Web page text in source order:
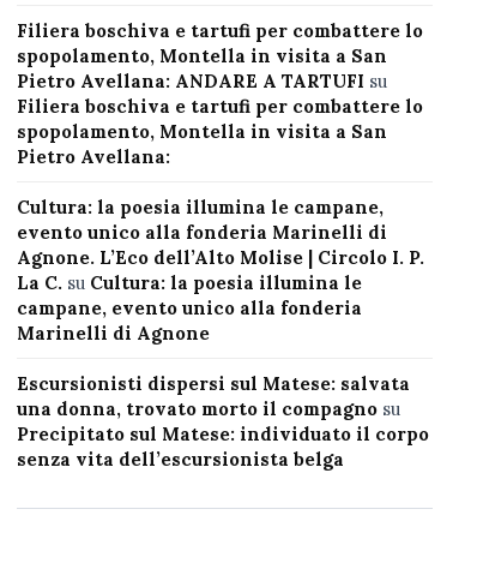
Filiera boschiva e tartufi per combattere lo
spopolamento, Montella in visita a San
Pietro Avellana: ANDARE A TARTUFI su
Filiera boschiva e tartufi per combattere lo
spopolamento, Montella in visita a San
Pietro Avellana:
Cultura: la poesia illumina le campane,
evento unico alla fonderia Marinelli di
Agnone. L’Eco dell’Alto Molise | Circolo I. P.
La C. su Cultura: la poesia illumina le
campane, evento unico alla fonderia
Marinelli di Agnone
Escursionisti dispersi sul Matese: salvata
una donna, trovato morto il compagnosu
Precipitato sul Matese: individuato il corpo
senza vita dell’escursionista belga